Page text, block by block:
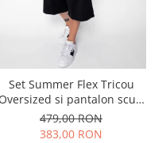
Set Summer Flex Tricou
Oversized si pantalon scurt
Baggy Black
479,00 RON
383,00 RON